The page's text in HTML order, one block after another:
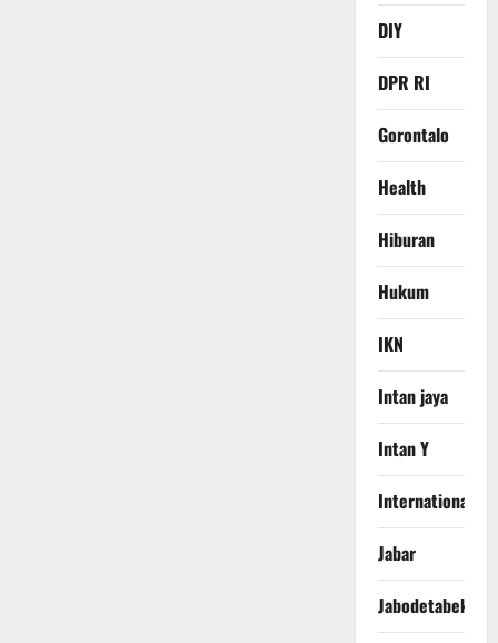
DIY
DPR RI
Gorontalo
Health
Hiburan
Hukum
IKN
Intan jaya
Intan Y
International
Jabar
Jabodetabek